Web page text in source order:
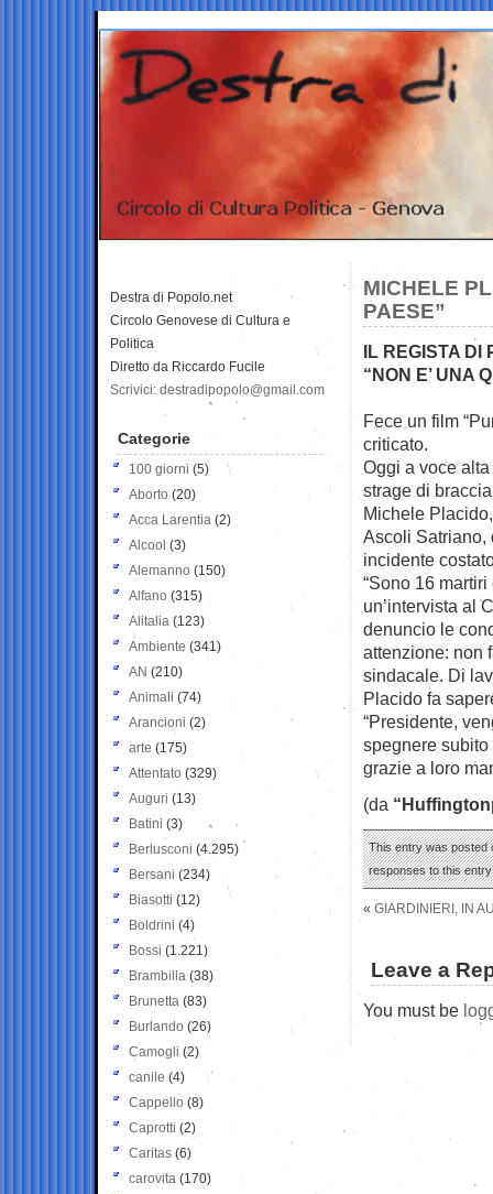
MICHELE
PAESE”
IL REGISTA DI
“NON E’ UNA
Fece un film
criticato.
Oggi a voce
strage di
Michele
Ascoli Satriano,
incidente
“Sono 16
un’intervista al
denuncio le
attenzione: non
sindacale. Di
Placido fa
“Presidente,
spegnere subito
grazie a loro
(da
This entry was posted
responses to this
« GIARDINIERI, IN
Leave a
You must be
Destra di Popolo.net
Circolo Genovese di Cultura e
Politica
Diretto da Riccardo Fucile
Scrivici: destradipopolo@gmail.com
Categorie
100 giorni (5)
Aborto (20)
Acca Larentia (2)
Alcool (3)
Alemanno (150)
Alfano (315)
Alitalia (123)
Ambiente (341)
AN (210)
Animali (74)
Arancioni (2)
arte (175)
Attentato (329)
Auguri (13)
Batini (3)
Berlusconi (4.295)
Bersani (234)
Biasotti (12)
Boldrini (4)
Bossi (1.221)
Brambilla (38)
Brunetta (83)
Burlando (26)
Camogli (2)
canile (4)
Cappello (8)
Caprotti (2)
Caritas (6)
carovita (170)